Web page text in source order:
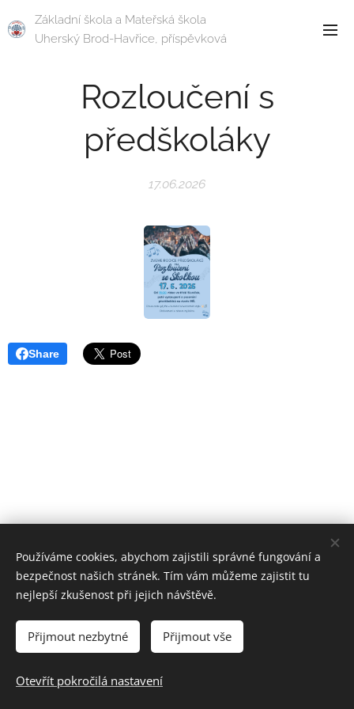
Základní škola a Mateřská škola
Uherský Brod-Havřice, příspěvková
Rozloučení s
předškoláky
17.06.2026
Share
© 2024 Základní škola a Mateřská škola Uherský Brod-Havřice,
příspěvková organizace | Všechna práva vyhrazena.
Cookies
Používáme cookies, abychom zajistili správné fungování a
bezpečnost našich stránek. Tím vám můžeme zajistit tu
nejlepší zkušenost při jejich návštěvě.
Přijmout nezbytné Přijmout vše
Otevřít pokročilá nastavení